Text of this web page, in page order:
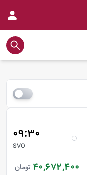
09:30
SVO
40,672,400 تومان